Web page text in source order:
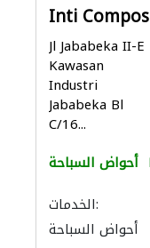
Inti
Jl Jababeka II-E
Kawasan
Industri
Jababeka Bl
C/16...
أحواض السباحة
الخدمات:
أحواض السباحة